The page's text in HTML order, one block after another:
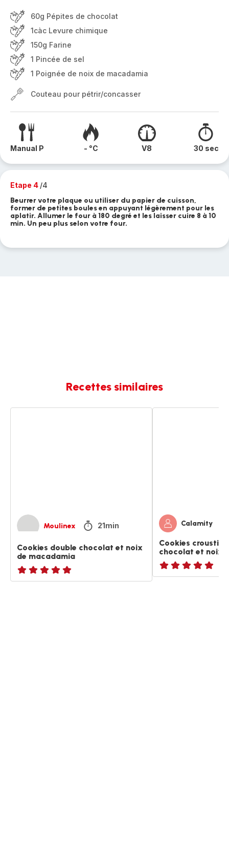
60g Pépites de chocolat
1càc Levure chimique
150g Farine
1 Pincée de sel
1 Poignée de noix de macadamia
Couteau pour pétrir/concasser
Manual P - °C V8 30 sec
Etape 4 /4
Beurrer votre plaque ou utiliser du papier de cuisson,
former de petites boules en appuyant légèrement pour les
aplatir. Allumer le four à 180 degré et les laisser cuire 8 à 10
min. Un peu plus selon votre four.
Recettes similaires
Moulinex 21min
Cookies double chocolat et noix
de macadamia
ratings.NaN
Calamity
Cookies
chocolat et noix
ratings.NaN